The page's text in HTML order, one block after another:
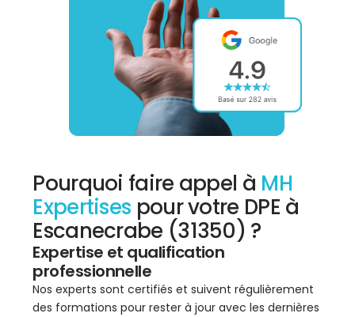
Pourquoi faire appel à MH
Expertises pour votre DPE à
Escanecrabe (31350) ?
Expertise et qualification
professionnelle
Nos experts sont certifiés et suivent régulièrement
des formations pour rester à jour avec les dernières